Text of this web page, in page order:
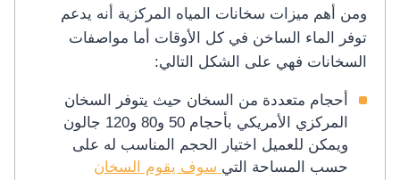
ومن أهم ميزات سخانات المياه المركزية أنه يدعم
توفر الماء الساخن في كل الأوقات أما مواصفات
السخانات فهي على الشكل التالي:
أحجام متعددة من السخان حيث يتوفر السخان
المركزي الأمريكي بأحجام 50 و80 و120 جالون
ويمكن للعميل اختيار الحجم المناسب له على
حسب المساحة التي سوف يقوم السخان